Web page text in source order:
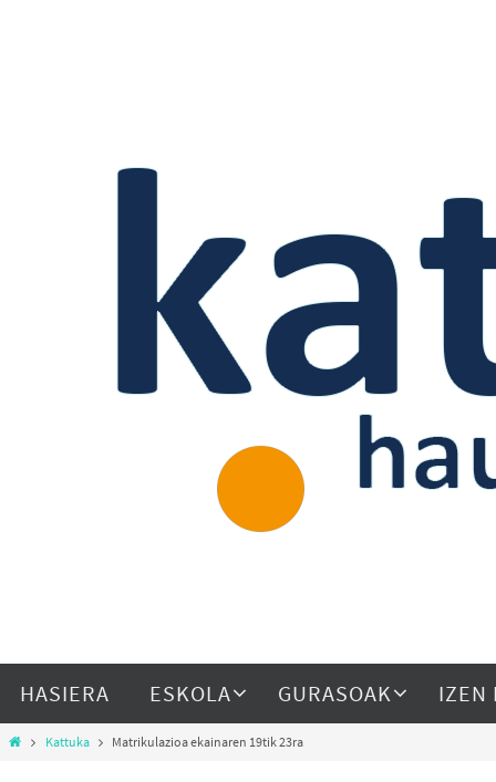
HASIERA ESKOLA GURASOAK IZEN
Kattuka Matrikulazioa ekainaren 19tik 23ra